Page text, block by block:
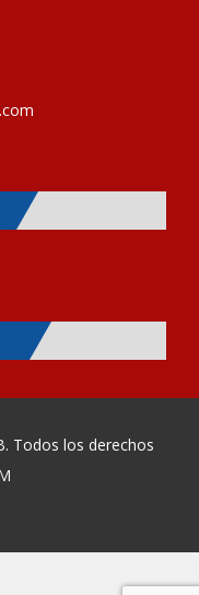
. Todos los derechos